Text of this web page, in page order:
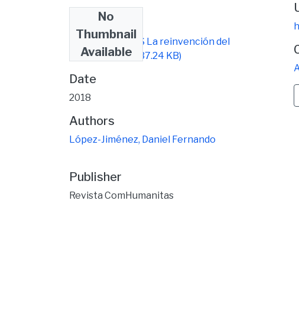
No
Thumbnail
Available
PUB ARTICULOS La reinvención del
periodismo.pdf
(37.24 KB)
Date
2018
Authors
López-Jiménez, Daniel Fernando
Publisher
Revista ComHumanitas